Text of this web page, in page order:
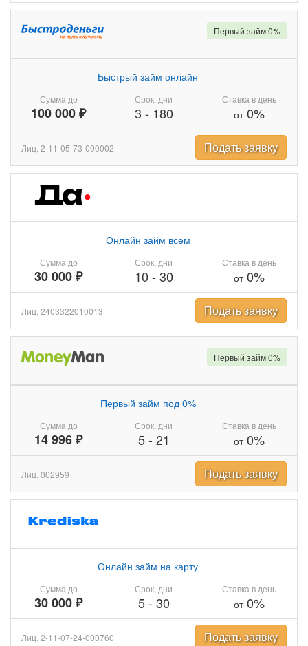
Сумма до
100 000 ₽
Быстрый займ онлайн
Срок, дни
3 - 180
Ставка в день
от0%
Первый займ 0%
Лиц. 2-11-05-73-000002 Подать заявку
Сумма до
30 000 ₽
Онлайн займ всем
Срок, дни
10 - 30
Ставка в день
от0%
Лиц. 2403322010013 Подать заявку
Сумма до
14 996 ₽
Первый займ под 0%
Срок, дни
5- 21
Ставка в день
от0%
Первый займ 0%
Лиц. 002959 Подать заявку
Сумма до
30 000 ₽
Онлайн займ на карту
Срок, дни
5- 30
Ставка в день
от0%
Лиц. 2-11-07-24-000760 Подать заявку